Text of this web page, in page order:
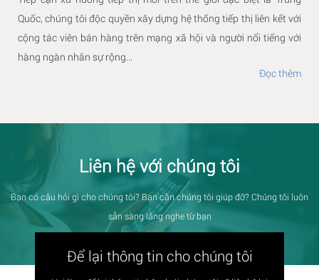
Quốc, chúng tôi độc quyền xây dựng hệ thống tiếp thị liên kết với
cộng tác viên bán hàng trên mạng xã hội và người nổi tiếng với
hàng ngàn nhân sự rộng...
Đọc thêm
Liên hệ với chúng tôi
Bạn có câu hỏi gì cho chúng tôi? Bạn cần chúng tôi giúp đỡ? Chúng tôi luôn
sẵn sàng lắng nghe từ bạn
Để lại thông tin cho chúng tôi